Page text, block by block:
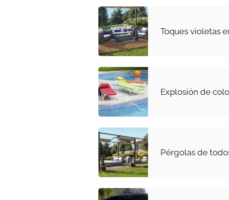
Toques violetas
Explosión de
Pérgolas de